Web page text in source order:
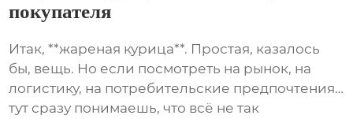
покупателя
Итак, **жареная курица**. Простая, казалось
бы, вещь. Но если посмотреть на рынок, на
логистику, на потребительские предпочтения…
тут сразу понимаешь, что всё не так